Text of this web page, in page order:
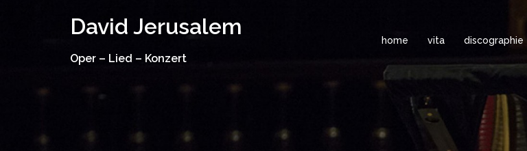
David Jerusalem
Oper – Lied – Konzert
home vita discographie